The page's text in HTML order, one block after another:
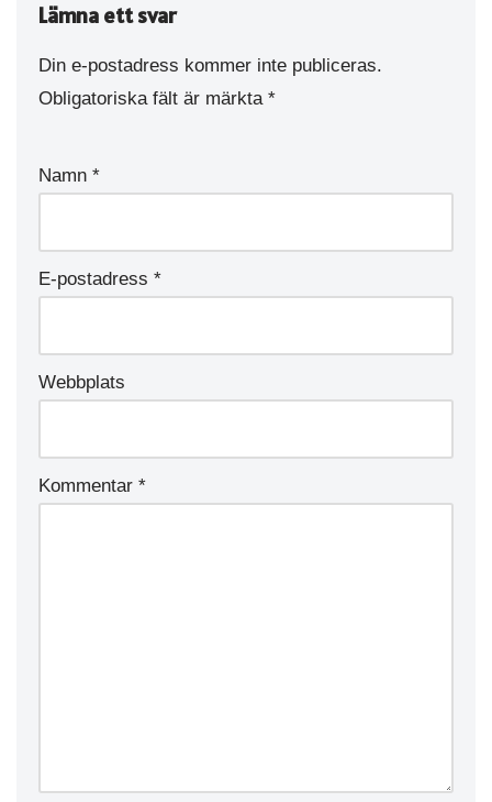
Lämna ett svar
Din e-postadress kommer inte publiceras.
Obligatoriska fält är märkta *
Namn *
E-postadress *
Webbplats
Kommentar *